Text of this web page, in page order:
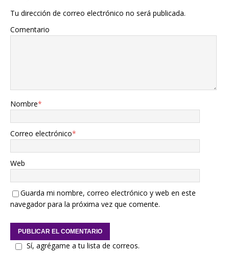
Tu dirección de correo electrónico no será publicada.
Comentario
Nombre*
Correo electrónico*
Web
Guarda mi nombre, correo electrónico y web en este
navegador para la próxima vez que comente.
Sí, agrégame a tu lista de correos.